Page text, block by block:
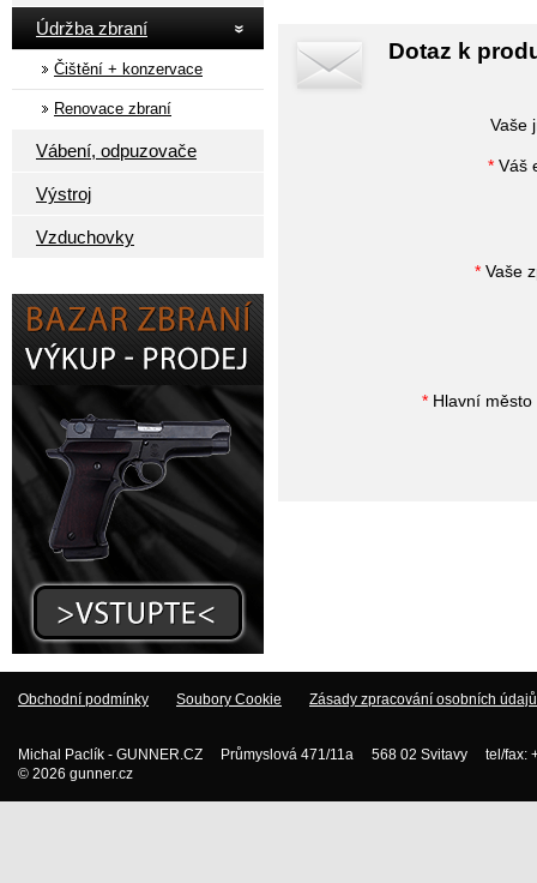
Údržba zbraní
Čištění + konzervace
Renovace zbraní
Vábení, odpuzovače
Výstroj
Vzduchovky
Dotaz k
Vaše
* Váš
* Vaše
* Hlavní město
Obchodní podmínky Soubory Cookie Zásady zpracování osobních údajů
Michal Paclík - GUNNER.CZ Průmyslová 471/11a 568 02 Svitavy tel/
© 2026 gunner.cz